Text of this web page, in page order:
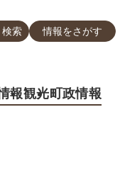
情報をさがす
報観光町政情報